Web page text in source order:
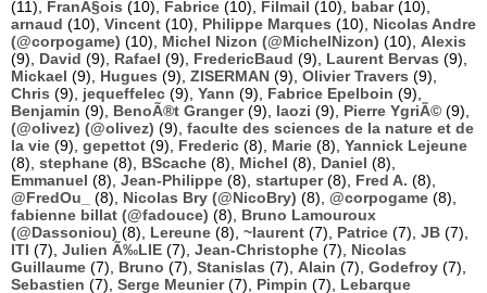
(11), FranÃ§ois (10), Fabrice (10), Filmail (10), babar(10),
arnaud (10), Vincent (10), Philippe Marques (10), Nicolas Andre
(@corpogame) (10), Michel Nizon (@MichelNizon) (10), Alexis
(9), David (9), Rafael (9), FredericBaud (9), Laurent Bervas (9),
Mickael (9), Hugues (9), ZISERMAN (9), Olivier Travers (9),
Chris (9), jequeffelec (9), Yann (9), Fabrice Epelboin (9),
Benjamin (9), BenoÃ®t Granger(9), laozi (9), Pierre YgriÃ© (9),
(@olivez) (@olivez) (9), faculte des sciences de la nature et de
la vie (9), gepettot (9), Frederic (8), Marie (8), Yannick Lejeune
(8), stephane (8), BScache (8), Michel (8), Daniel (8),
Emmanuel (8), Jean-Philippe (8), startuper(8), Fred A. (8),
@FredOu_
(8), Nicolas Bry (@NicoBry) (8), @corpogame (8),
fabienne billat (@fadouce) (8), Bruno Lamouroux
(@Dassoniou) (8), Lereune (8), ~laurent (7), Patrice (7), JB (7),
ITI (7), Julien Ã‰LIE (7), Jean-Christophe (7), Nicolas
Guillaume (7), Bruno (7), Stanislas (7), Alain (7), Godefroy (7),
Sebastien (7), Serge Meunier(7), Pimpin (7), Lebarque